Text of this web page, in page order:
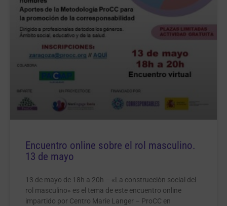
Encuentro online sobre el rol masculino.
13 de mayo
13 de mayo de 18h a 20h – «La construcción social del
rol masculino» es el tema de este encuentro online
impartido por Centro Marie Langer – ProCC en